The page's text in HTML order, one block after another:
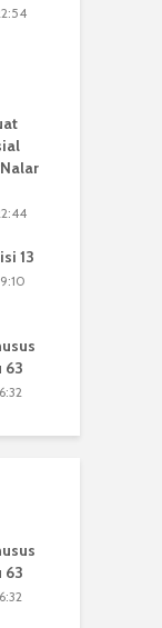
13
63
63